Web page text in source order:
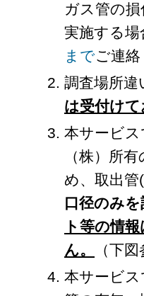
ガス管の
実施する場
までご連
調査場所
は受付け
本サービ
（株）所
め、取出管
口径のみを
ト等の情
ん。
（下
本サービス